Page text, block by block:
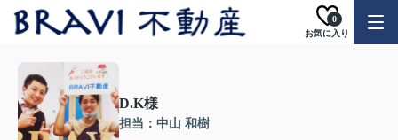
お気に入り
0
D.K様
担当：中山 和樹